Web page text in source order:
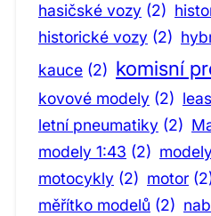
hasičské vozy (2)
historické vozy (2)
kauce (2) komisní
kovové modely (2)
letní pneumatiky (2)
modely 1:43 (2)
motocykly (2) motor
měřítko modelů (2)